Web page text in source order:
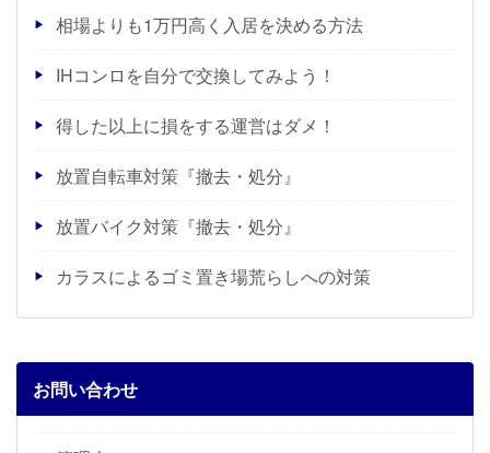
相場よりも1万円高く入居を決める方法
IHコンロを自分で交換してみよう！
得した以上に損をする運営はダメ！
放置自転車対策『撤去・処分』
放置バイク対策『撤去・処分』
カラスによるゴミ置き場荒らしへの対策
お問い合わせ